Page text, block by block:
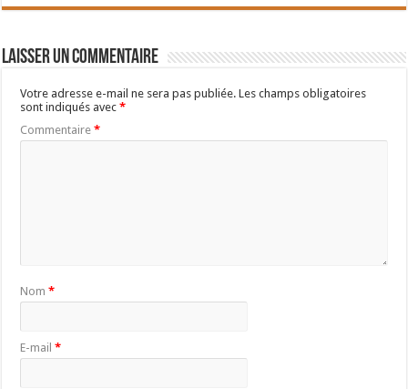
Laisser un commentaire
Votre adresse e-mail ne sera pas publiée. Les champs obligatoires
sont indiqués avec*
Commentaire*
Nom*
E-mail*